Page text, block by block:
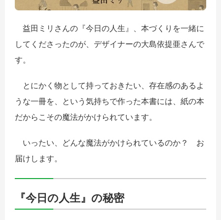
益田ミリさんの『今日の人生』、本づくりを一緒に
してくださったのが、デザイナーの大島依提亜さんで
す。
とにかく物として持っておきたい、存在感のあるよ
うな一冊を、という気持ちで作った本書には、紙の本
だからこその魔法がかけられています。
いったい、どんな魔法がかけられているのか？ お
届けします。
『今日の人生』の秘密